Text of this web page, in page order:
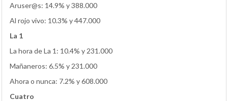
Aruser@s: 14.9% y 388.000
Al rojo vivo: 10.3% y 447.000
La 1
La hora de La 1: 10.4% y 231.000
Mañaneros: 6.5% y 231.000
Ahora o nunca: 7.2% y 608.000
Cuatro